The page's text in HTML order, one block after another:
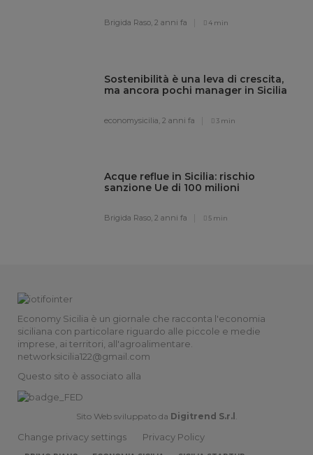
Brigida Raso,2 anni fa 4 min
Sostenibilità è una leva di crescita,
ma ancora pochi manager in Sicilia
economysicilia,2 anni fa 3 min
Acque reflue in Sicilia: rischio
sanzione Ue di 100 milioni
Brigida Raso,2 anni fa 5 min
Economy Sicilia è un giornale che racconta l'economia
siciliana con particolare riguardo alle piccole e medie
imprese, ai territori, all'agroalimentare.
networksicilia122@gmail.com
Questo sito è associato alla
Sito Web sviluppato da Digitrend S.r.l
Change privacy settings Privacy Policy